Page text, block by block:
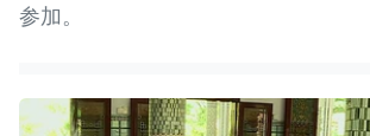
参加。